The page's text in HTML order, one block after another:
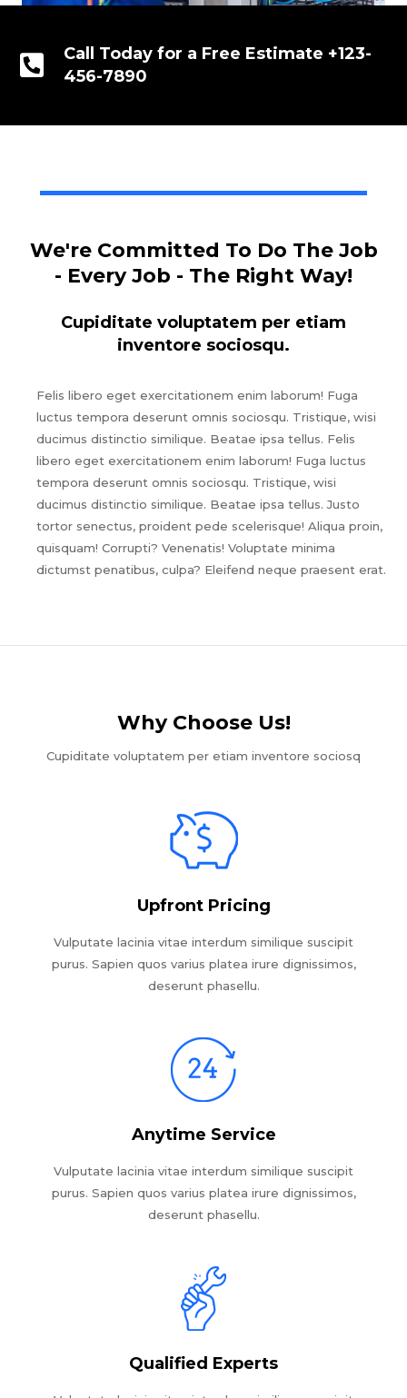
Call Today for a Free Estimate +123-
456-7890
We're Committed To Do The Job
- Every Job - The Right Way!
Cupiditate voluptatem per etiam
inventore sociosqu.
Felis libero eget exercitationem enim laborum! Fuga
luctus tempora deserunt omnis sociosqu. Tristique, wisi
ducimus distinctio similique. Beatae ipsa tellus. Felis
libero eget exercitationem enim laborum! Fuga luctus
tempora deserunt omnis sociosqu. Tristique, wisi
ducimus distinctio similique. Beatae ipsa tellus. Justo
tortor senectus, proident pede scelerisque! Aliqua proin,
quisquam! Corrupti? Venenatis! Voluptate minima
dictumst penatibus, culpa? Eleifend neque praesent erat.
Why Choose Us!​
Cupiditate voluptatem per etiam inventore sociosq
Upfront Pricing
Vulputate lacinia vitae interdum similique suscipit
purus. Sapien quos varius platea irure dignissimos,
deserunt phasellu.
Anytime Service
Vulputate lacinia vitae interdum similique suscipit
purus. Sapien quos varius platea irure dignissimos,
deserunt phasellu.
Qualified Experts